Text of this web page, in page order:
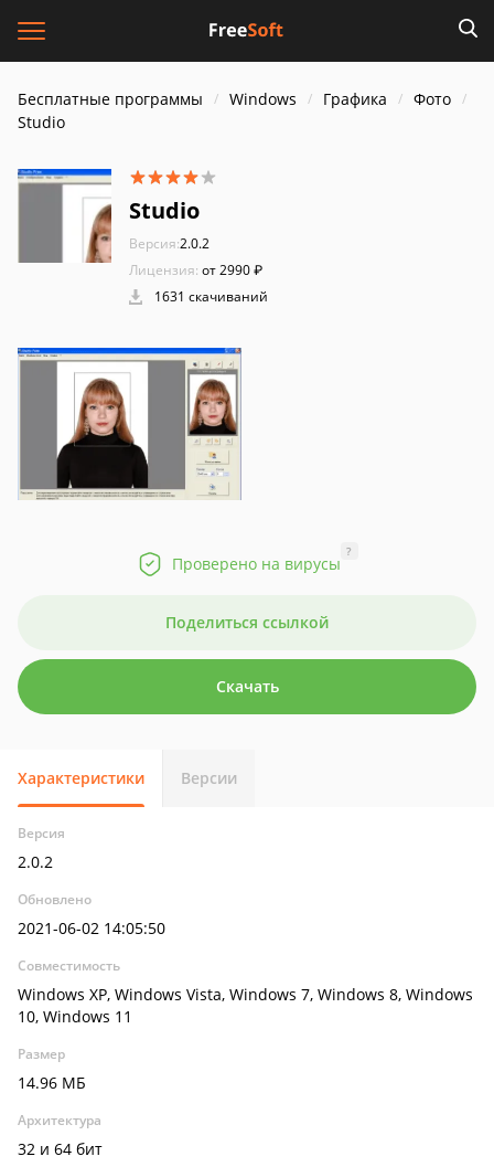
Бесплатные программы Windows Графика
Фото
Studio
Studio
Версия:2.0.2
Лицензия: от 2990 ₽
1631 скачиваний
Проверено на вирусы
?
Поделиться ссылкой
Скачать
Характеристики Версии
Версия
2.0.2
Обновлено
2021-06-02 14:05:50
Совместимость
Windows XP, Windows Vista, Windows 7, Windows 8, Windows
10, Windows 11
Размер
14.96 МБ
Архитектура
32 и 64 бит